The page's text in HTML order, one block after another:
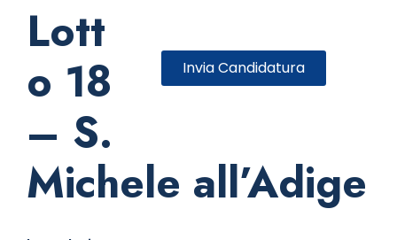
Invia Candidatura
Lott
o 18
– S.
Michele all’Adige